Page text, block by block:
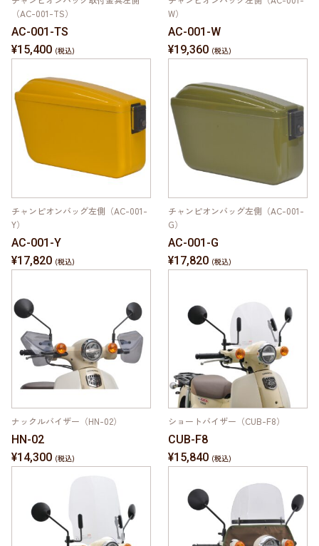
（AC-001-TS）
AC-001-TS
¥15,400
W）
AC-001-W
¥19,360
チャンピオンバッグ左側（AC-001-
Y）
AC-001-Y
¥17,820
チャンピオンバッグ左側（AC-001-
G）
AC-001-G
¥17,820
ナックルバイザー（HN-02）
HN-02
¥14,300
ショートバイザー（CUB-F8）
CUB-F8
¥15,840